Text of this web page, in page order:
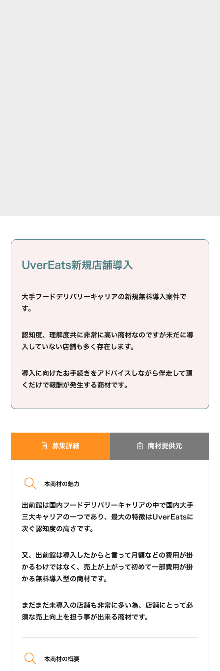
UverEats新規店舗導入
大手フードデリバリーキャリアの新規無料導入案件で
す。
認知度、理解度共に非常に高い商材なのですが未だに導
入していない店舗も多く存在します。
導入に向けたお手続きをアドバイスしながら伴走して頂
くだけで報酬が発生する商材です。
募集詳細 商材提供元
本商材の魅力
出前館は国内フードデリバリーキャリアの中で国内大手
三大キャリアの一つであり、最大の特徴はUverEatsに
次ぐ認知度の高さです。
又、出前館は導入したからと言って月額などの費用が掛
かるわけではなく、売上が上がって初めて一部費用が掛
かる無料導入型の商材です。
まだまだ未導入の店舗も非常に多い為、店舗にとって必
須な売上向上を担う事が出来る商材です。
本商材の概要